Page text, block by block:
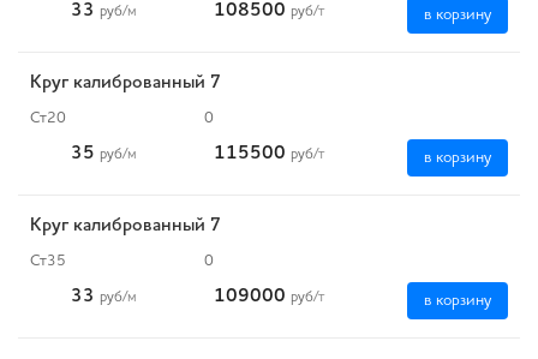
33 руб/м 108500 руб/т в корзину
Круг калиброванный 7
Ст20 0
35 руб/м 115500 руб/т в корзину
Круг калиброванный 7
Ст35 0
33 руб/м 109000 руб/т в корзину